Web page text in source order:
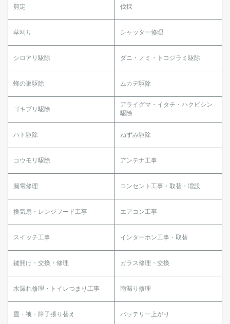
剪定 伐採
草刈り シャッター修理
シロアリ駆除 ダニ・ノミ・トコジラミ駆除
蜂の巣駆除 ムカデ駆除
ゴキブリ駆除
アライグマ・イタチ・ハクビシン
駆除
ハト駆除 ねずみ駆除
コウモリ駆除 アンテナ工事
漏電修理 コンセント工事・取替・増設
換気扇・レンジフード工事 エアコン工事
スイッチ工事 インターホン工事・取替
鍵開け・交換・修理 ガラス修理・交換
水漏れ修理・トイレつまり工事 雨漏り修理
畳・襖・障子張り替え バッテリー上がり